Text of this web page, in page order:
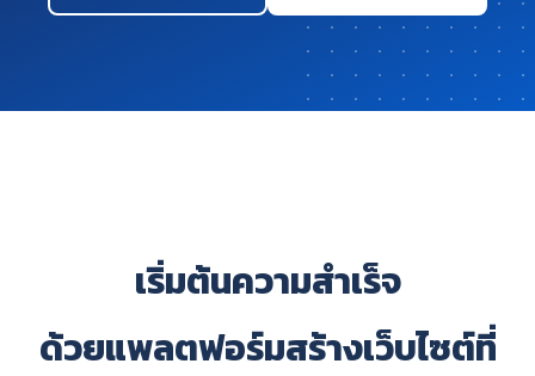
เริ่มต้นความสำเร็จ
ด้วยแพลตฟอร์มสร้างเว็บไซต์ที่